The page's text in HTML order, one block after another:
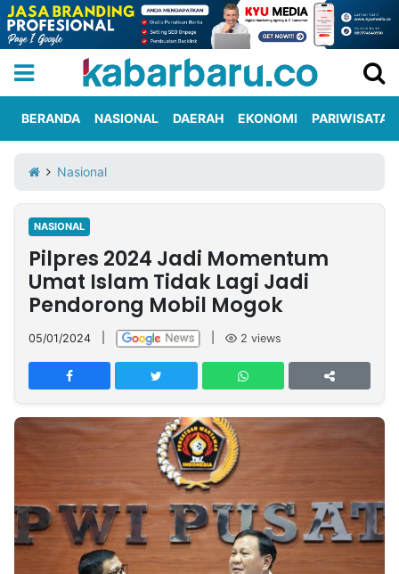
Iklan
Berita
Kami
Nasional
International
Olahraga
Entertainment
Daerah
Pariwisata
Kuliner
Kolom
Network
PT
TREETAN
INDONESIA
Insight
NTB
Suara
Time
Lens
IDN
Daily
Jogja
Jalan
Rakyat
Idealita
News
Kita
Notice
Dinamikapost.com
Radar
Baru
Seedbacklink
BERANDA NASIONAL DAERAH EKONOMI PARIWISATA
Nasional
NASIONAL
Pilpres 2024 Jadi Momentum
Umat Islam Tidak Lagi Jadi
Pendorong Mobil Mogok
05/01/2024 2 views